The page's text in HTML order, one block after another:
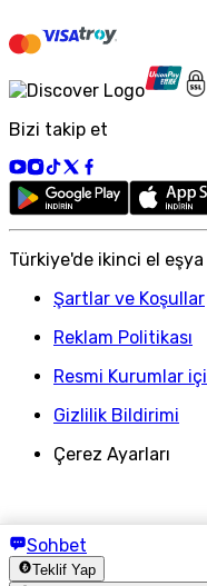
Sohbet
Teklif Yap
Bizi takip et
Türkiye'de ikinci el
Şartlar ve Koşullar
Reklam Politikası
Resmi Kurumlar
Gizlilik Bildirimi
Çerez Ayarları